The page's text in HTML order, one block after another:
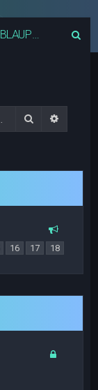
BLAUPUNKT
Szukaj
16 17 18